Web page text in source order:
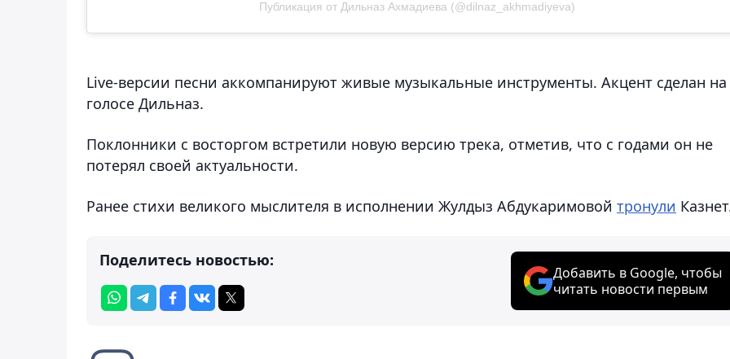
Публикация от Дильназ Ахмадиева (@dilnaz_akhmadiyeva)
Live-версии песни аккомпанируют живые музыкальные инструменты. Акцент сделан на
голосе Дильназ.
Поклонники с восторгом встретили новую версию трека, отметив, что с годами он не
потерял своей актуальности.
Ранее стихи великого мыслителя в исполнении Жулдыз Абдукаримовой тронули
Поделитесь новостью:
Добавить в Google, чтобы
читать новости первым